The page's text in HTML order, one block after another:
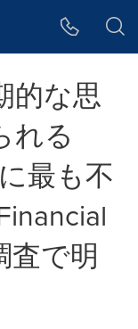
的な思
れる
最も不
査で明